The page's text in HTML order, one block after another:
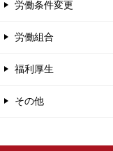
労働条件変更
労働組合
福利厚生
その他